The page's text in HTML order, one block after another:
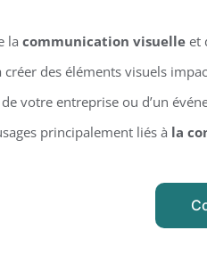
la communication visuelleet
créer des éléments visuels
votre entreprise ou d’un
principalement liés à la